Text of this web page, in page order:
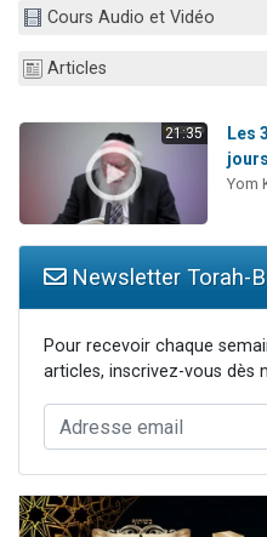
Il reste 49
Cours Audio et Vidéo
Articles
21:35
Les
Yom
Newsletter Torah-
Pour recevoir chaque
articles, inscrivez-vous dès